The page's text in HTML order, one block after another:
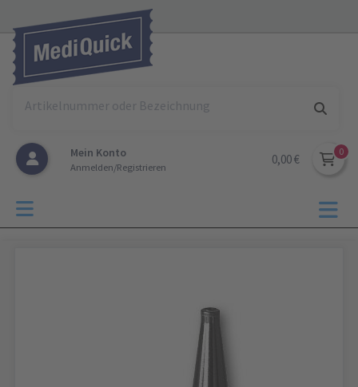
Mein Konto
Anmelden/Registrieren
0,00 €